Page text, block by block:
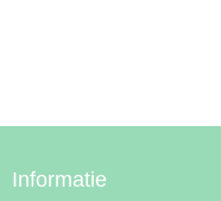
Informatie